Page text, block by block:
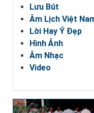
Lưu Bút
Âm Lịch Việt
Lời Hay Ý Đẹp
Hình Ảnh
Âm Nhạc
Video